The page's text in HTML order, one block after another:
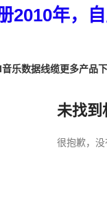
2010年，
音乐数据线缆更多产品
未找到
很抱歉，没